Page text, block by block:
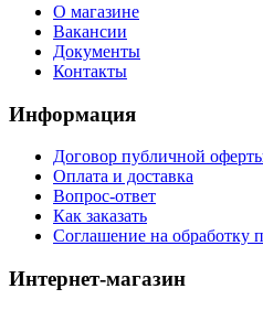
О магазине
Вакансии
Документы
Контакты
Информация
Договор публичной
Оплата и доставка
Вопрос-ответ
Как заказать
Соглашение на обработку
Интернет-магазин